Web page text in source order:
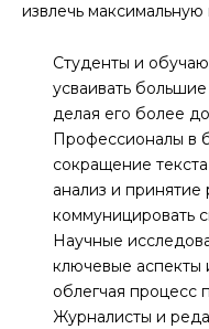
извлечь максимальную
Студенты и
усваивать
делая его более
Профессионалы в
сокращение
анализ и
коммуницировать
Научные
ключевые аспекты
облегчая процесс
Журналисты и